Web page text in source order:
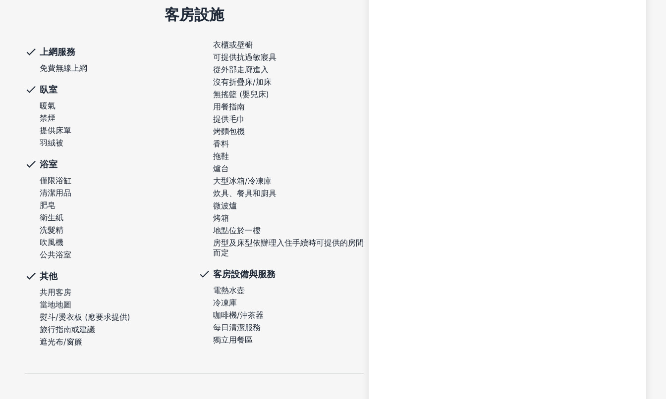
客房設施
上網服務
免費無線上網
臥室
暖氣
禁煙
提供床單
羽絨被
浴室
僅限浴缸
清潔用品
肥皂
衛生紙
洗髮精
吹風機
公共浴室
其他
共用客房
當地地圖
熨斗/燙衣板 (應要求提供)
旅行指南或建議
遮光布/窗簾
衣櫃或壁櫥
可提供抗過敏寢具
從外部走廊進入
沒有折疊床/加床
無搖籃 (嬰兒床)
用餐指南
提供毛巾
烤麵包機
香料
拖鞋
爐台
大型冰箱/冷凍庫
炊具、餐具和廚具
微波爐
烤箱
地點位於一樓
房型及床型依辦理入住手續時可提供的房間
而定
客房設備與服務
電熱水壺
冷凍庫
咖啡機/沖茶器
每日清潔服務
獨立用餐區